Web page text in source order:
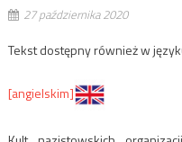
27 października 2020
Tekst dostępny również w
[angielskim]